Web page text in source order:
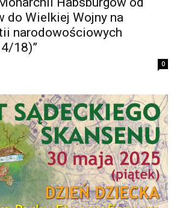
do Wielkiej Wojny na
narodowościowych
18)”
0